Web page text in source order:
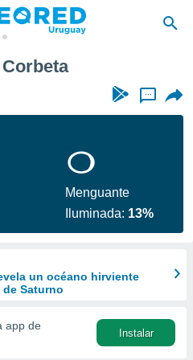
...
Menguante
Iluminada: 13%
un océano hirviente
Saturno
app de
Instalar